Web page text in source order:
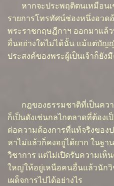
หากจะประพฤติตนเหมือนเ
รายการโทรทัศน์ช่องหนึ่งอวด
พระราชกฤษฎีกาฯ ออกมาแล้
อื่นอย่างใดไม่ได้นั้น แม้แต่บัญ
ประสงค์ของพระผู้เป็นเจ้าก็ยัง
กฎของธรรมชาติที่เป็นควา
ก็เป็นดังเช่นกลไกตลาดที่ต้อง
ต่อความต้องการที่แท้จริงของ
หาไม่แล้วก็คงอยู่ได้ยาก ในฐา
วิชาการ แต่ไม่เปิดรับความเห็
ใหญ่ให้อยู่เหนือคนอื่นแล้วนัก
เผด็จการไปได้อย่างไร